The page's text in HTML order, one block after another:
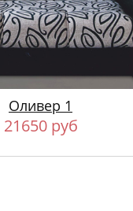
Оливер 1
21650 руб